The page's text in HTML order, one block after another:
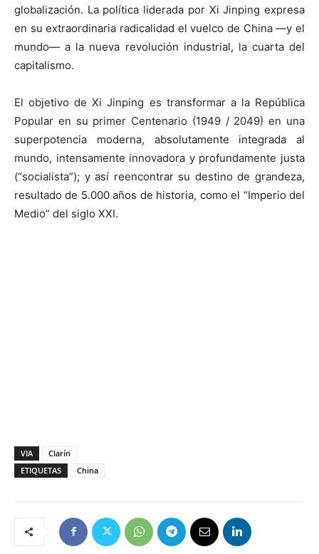
globalización. La política liderada por Xi Jinping expresa
en su extraordinaria radicalidad el vuelco de China —y el
mundo— a la nueva revolución industrial, la cuarta del
capitalismo.
El objetivo de Xi Jinping es transformar a la República
Popular en su primer Centenario (1949 / 2049) en una
superpotencia moderna, absolutamente integrada al
mundo, intensamente innovadora y profundamente justa
(“socialista”); y así reencontrar su destino de grandeza,
resultado de 5.000 años de historia, como el “Imperio del
Medio” del siglo XXI.
VIA
Clarín
ETIQUETAS
China